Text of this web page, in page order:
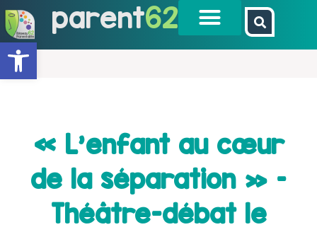
Ouvrir la barre d’outils
parent62
« L’enfant au cœur
de la séparation » –
Théâtre-débat le